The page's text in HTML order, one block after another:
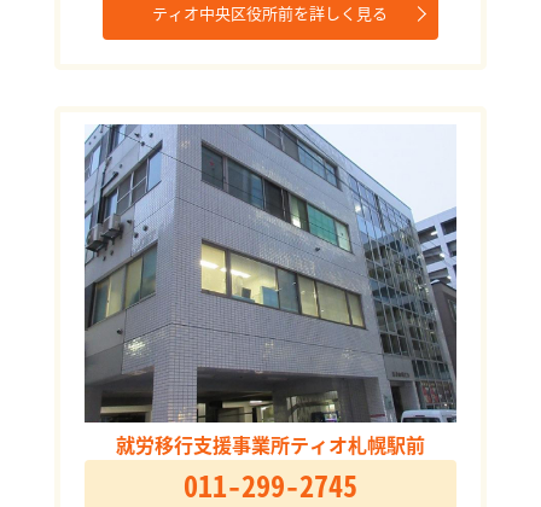
ティオ中央区役所前を詳しく見る
就労移行支援事業所ティオ札幌駅前
011-299-2745